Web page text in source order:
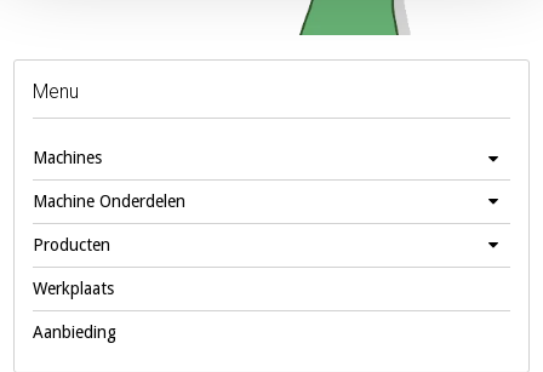
Menu
Machines
Machine Onderdelen
Producten
Werkplaats
Aanbieding